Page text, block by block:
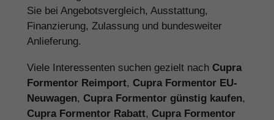
Sie bei Angebotsvergleich, Ausstattung,
Finanzierung, Zulassung und bundesweiter
Anlieferung.
Viele Interessenten suchen gezielt nach Cupra
Formentor Reimport, Cupra Formentor EU-
Neuwagen, Cupra Formentor günstig kaufen,
Cupra Formentor Rabatt, Cupra Formentor